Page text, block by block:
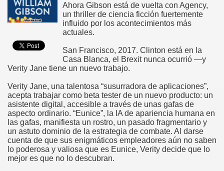
Ahora Gibson está de vuelta con Agency,
un thriller de ciencia ficción fuertemente
influido por los acontecimientos más
actuales.
San Francisco, 2017. Clinton está en la
Casa Blanca, el Brexit nunca ocurrió —y
Verity Jane tiene un nuevo trabajo.
Verity Jane, una talentosa “susurradora de aplicaciones”,
acepta trabajar como beta tester de un nuevo producto: un
asistente digital, accesible a través de unas gafas de
aspecto ordinario. “Eunice”, la IA de apariencia humana en
las gafas, manifiesta un rostro, un pasado fragmentario y
un astuto dominio de la estrategia de combate. Al darse
cuenta de que sus enigmáticos empleadores aún no saben
lo poderosa y valiosa que es Eunice, Verity decide que lo
mejor es que no lo descubran.